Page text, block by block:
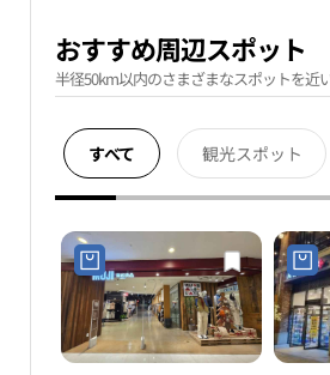
おすすめ周辺スポット
半径50km以内のさまざまなスポットを近
すべて 観光スポット